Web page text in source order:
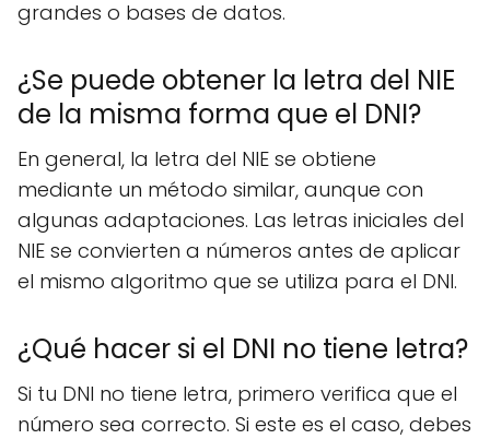
grandes o bases de datos.
¿Se puede obtener la letra del NIE
de la misma forma que el DNI?
En general, la letra del NIE se obtiene
mediante un método similar, aunque con
algunas adaptaciones. Las letras iniciales del
NIE se convierten a números antes de aplicar
el mismo algoritmo que se utiliza para el DNI.
¿Qué hacer si el DNI no tiene letra?
Si tu DNI no tiene letra, primero verifica que el
número sea correcto. Si este es el caso, debes